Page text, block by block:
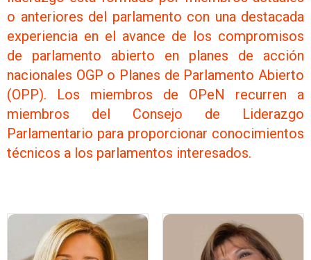
o anteriores del parlamento con una destacada
experiencia en el avance de los compromisos
de parlamento abierto en planes de acción
nacionales OGP o Planes de Parlamento Abierto
(OPP). Los miembros de OPeN recurren a
miembros del Consejo de Liderazgo
Parlamentario para proporcionar conocimientos
técnicos a los parlamentos interesados.